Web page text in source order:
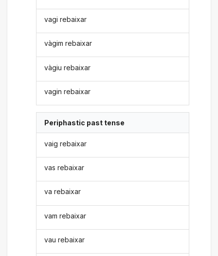
vagi rebaixar
vàgim rebaixar
vàgiu rebaixar
vagin rebaixar
Periphastic past tense
vaig rebaixar
vas rebaixar
va rebaixar
vam rebaixar
vau rebaixar